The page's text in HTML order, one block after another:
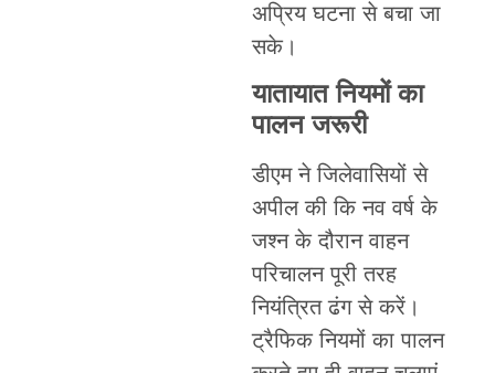
अप्रिय घटना से बचा जा
सके।
यातायात नियमों का
पालन जरूरी
डीएम ने जिलेवासियों से
अपील की कि नव वर्ष के
जश्न के दौरान वाहन
परिचालन पूरी तरह
नियंत्रित ढंग से करें।
ट्रैफिक नियमों का पालन